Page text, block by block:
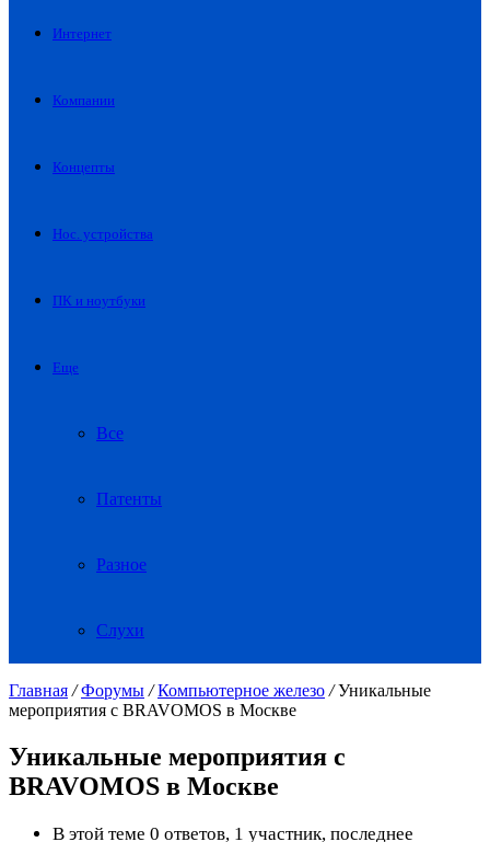
Интернет
Компании
Концепты
Нос. устройства
ПК и ноутбуки
Еще
Все
Патенты
Разное
Слухи
Главная / Форумы / Компьютерное железо / Уникальные
мероприятия с BRAVOMOS в Москве
Уникальные мероприятия с
BRAVOMOS в Москве
В этой теме 0 ответов, 1 участник, последнее